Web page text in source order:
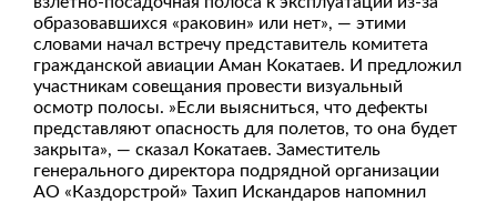
образовавшихся «раковин» или нет», — этими
словами начал встречу представитель комитета
гражданской авиации Аман Кокатаев. И предложил
участникам совещания провести визуальный
осмотр полосы. »Если выясниться, что дефекты
представляют опасность для полетов, то она будет
закрыта», — сказал Кокатаев. Заместитель
генерального директора подрядной организации
АО «Каздорстрой» Тахип Искандаров напомнил